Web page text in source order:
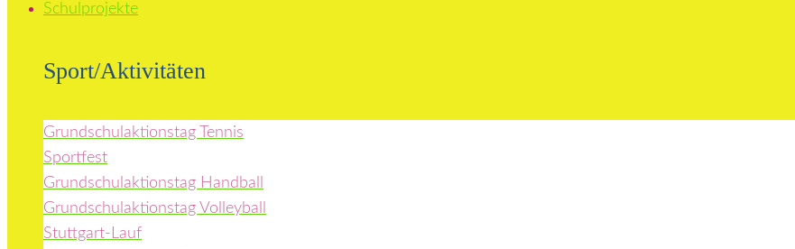
Schulprojekte
Sport/Aktivitäten
Grundschulaktionstag Tennis
Sportfest
Grundschulaktionstag Handball
Grundschulaktionstag Volleyball
Stuttgart-Lauf